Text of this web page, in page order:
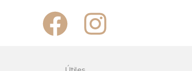
F
a
I
n